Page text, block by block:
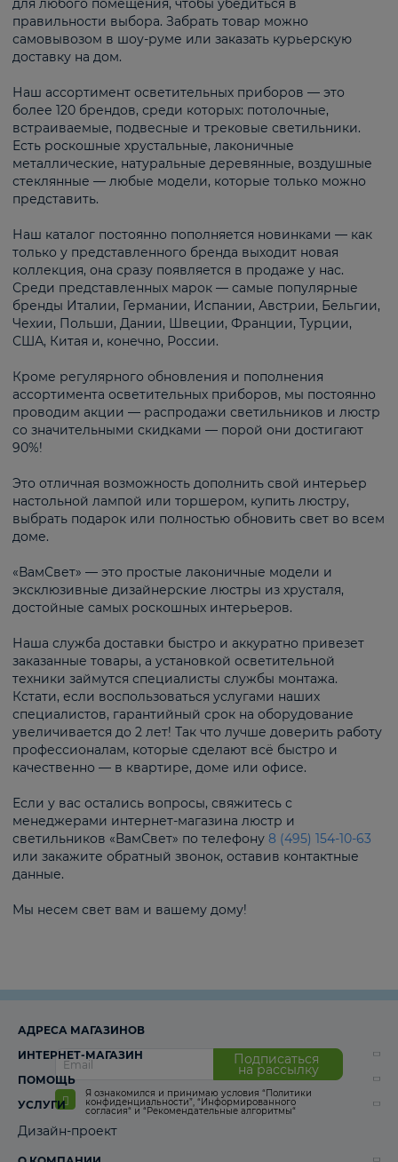
для любого помещения, чтобы убедиться в
правильности выбора. Забрать товар можно
самовывозом в шоу-руме или заказать курьерскую
доставку на дом.
Наш ассортимент осветительных приборов — это
более 120 брендов, среди которых: потолочные,
встраиваемые, подвесные и трековые светильники.
Есть роскошные хрустальные, лаконичные
металлические, натуральные деревянные, воздушные
стеклянные — любые модели, которые только можно
представить.
Наш каталог постоянно пополняется новинками — как
только у представленного бренда выходит новая
коллекция, она сразу появляется в продаже у нас.
Среди представленных марок — самые популярные
бренды Италии, Германии, Испании, Австрии, Бельгии,
Чехии, Польши, Дании, Швеции, Франции, Турции,
США, Китая и, конечно, России.
Кроме регулярного обновления и пополнения
ассортимента осветительных приборов, мы постоянно
проводим акции — распродажи светильников и люстр
со значительными скидками — порой они достигают
90%!
Это отличная возможность дополнить свой интерьер
настольной лампой или торшером, купить люстру,
выбрать подарок или полностью обновить свет во всем
доме.
«ВамСвет» — это простые лаконичные модели и
эксклюзивные дизайнерские люстры из хрусталя,
достойные самых роскошных интерьеров.
Наша служба доставки быстро и аккуратно привезет
заказанные товары, а установкой осветительной
техники займутся специалисты службы монтажа.
Кстати, если воспользоваться услугами наших
специалистов, гарантийный срок на оборудование
увеличивается до 2 лет! Так что лучше доверить работу
профессионалам, которые сделают всё быстро и
качественно — в квартире, доме или офисе.
Если у вас остались вопросы, свяжитесь с
менеджерами интернет-магазина люстр и
светильников «ВамСвет» по телефону 8 (495) 154-10-63
или закажите обратный звонок, оставив контактные
данные.
Мы несем свет вам и вашему дому!
Подписаться
на рассылку
Я ознакомился и принимаю условия “Политики
конфиденциальности”, “Информированного
согласия“ и “Рекомендательные алгоритмы“
АДРЕСА МАГАЗИНОВ
ИНТЕРНЕТ-МАГАЗИН
ПОМОЩЬ
УСЛУГИ
Дизайн-проект